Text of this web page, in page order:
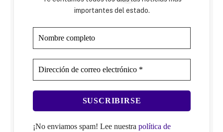
importantes del estado.
¡No enviamos spam! Lee nuestra política de